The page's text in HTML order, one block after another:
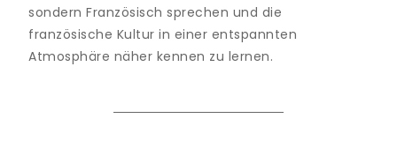
sondern Französisch sprechen und die
französische Kultur in einer entspannten
Atmosphäre näher kennen zu lernen.